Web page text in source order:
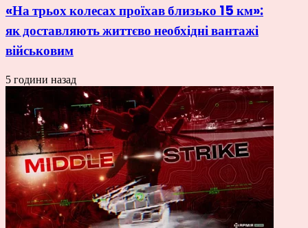
«На трьох колесах проїхав близько 15 км»:
як доставляють життєво необхідні вантажі
військовим
5 години назад